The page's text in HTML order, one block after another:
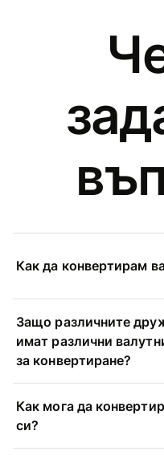
Как да конвертирам
Защо различните
имат различни
за конвертиране?
Как мога да
си?